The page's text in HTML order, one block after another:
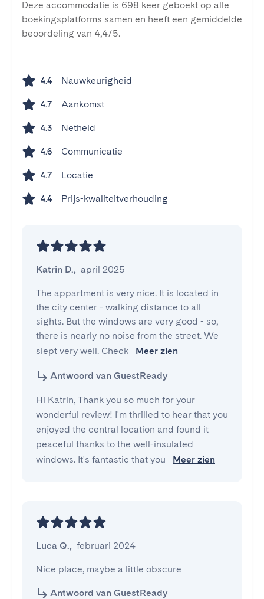
Deze accommodatie is 698 keer geboekt op alle
boekingsplatforms samen en heeft een gemiddelde
beoordeling van 4,4/5.
4.4 Nauwkeurigheid
4.7 Aankomst
4.3 Netheid
4.6 Communicatie
4.7 Locatie
4.4 Prijs-kwaliteitverhouding
Katrin D., april 2025
The appartment is very nice. It is located in
the city center - walking distance to all
sights. But the windows are very good - so,
there is nearly no noise from the street. We
slept very well. Check
Meer zien
Antwoord van GuestReady
Hi Katrin, Thank you so much for your
wonderful review! I'm thrilled to hear that you
enjoyed the central location and found it
peaceful thanks to the well-insulated
windows. It's fantastic that you
Meer zien
Luca Q., februari 2024
Nice place, maybe a little obscure
Antwoord van GuestReady